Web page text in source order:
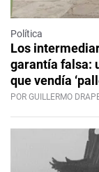
Política
Los
garantía falsa:
que vendía
POR GUILLERMO